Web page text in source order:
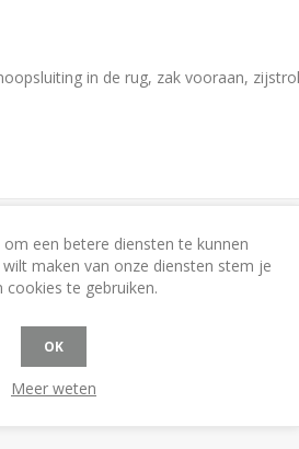
in de rug, zak vooraan,
een betere diensten te kunnen
maken van onze diensten stem je
cookies te gebruiken.
OK
Meer weten